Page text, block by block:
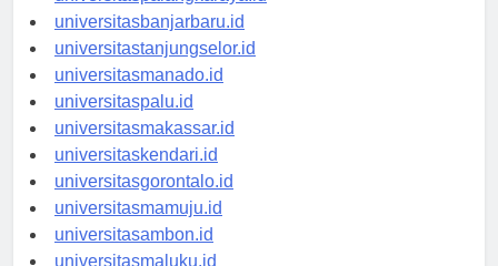
universitaspalangkaraya.id
universitasbanjarbaru.id
universitastanjungselor.id
universitasmanado.id
universitaspalu.id
universitasmakassar.id
universitaskendari.id
universitasgorontalo.id
universitasmamuju.id
universitasambon.id